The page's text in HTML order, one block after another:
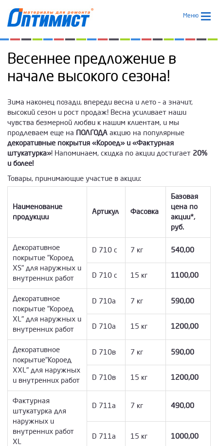
Меню
Весеннее предложение в
начале высокого сезона!
Зима наконец позади, впереди весна и лето – а значит,
высокий сезон и рост продаж! Весна усиливает наши
чувства безмерной любви к нашим клиентам, и мы
продлеваем еще на ПОЛГОДА акцию на популярные
декоративные покрытия «Короед» и «Фактурная
штукатурка»! Напоминаем, скидка по акции достигает 20%
и более!
Товары, принимающие участие в акции:
Наименование
продукции
Артикул Фасовка
Базовая
цена по
акции*,
руб.
Декоративное
покрытие "Короед
XS" для наружных и
внутренних работ
D 710 c 7 кг 540,00
D 710 c 15 кг 1100,00
Декоративное
покрытие "Короед
XL" для наружных и
внутренних работ
D 710а 7 кг 590,00
D 710а 15 кг 1200,00
Декоративное
покрытие"Короед
XХL" для наружных
и внутренних работ
D 710в 7 кг 590,00
D 710в 15 кг 1200,00
Фактурная
штукатурка для
наружных и
внутренних работ
ХL
D 711а 7 кг 490,00
D 711а 15 кг 1000,00